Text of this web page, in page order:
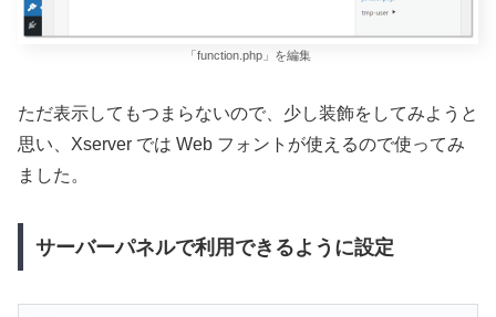
「function.php」を編集
ただ表示してもつまらないので、少し装飾をしてみようと
思い、Xserver では Web フォントが使えるので使ってみ
ました。
サーバーパネルで利用できるように設定